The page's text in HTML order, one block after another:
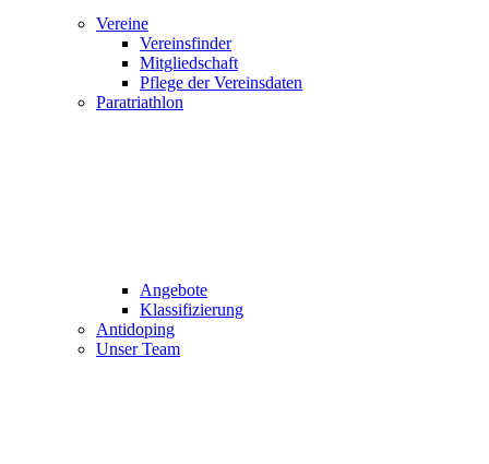
Vereine
Vereinsfinder
Mitgliedschaft
Pflege der Vereinsdaten
Paratriathlon
Angebote
Klassifizierung
Antidoping
Unser Team